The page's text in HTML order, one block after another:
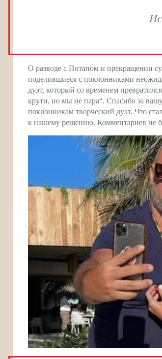
О разводе с Потапом и прекращении
поделившиеся с поклонниками
дуэт, который со временем
крути, но мы не пара“. Спасибо за
поклонникам творческий дуэт. Что
к нашему решению. Комментариев не